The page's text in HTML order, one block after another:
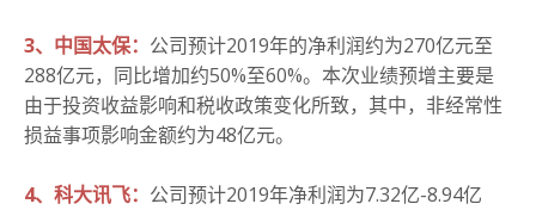
3、中国太保： 公司预计2019年的净利润约为270亿元至
288亿元，同比增加约50%至60%。本次业绩预增主要是
由于投资收益影响和税收政策变化所致，其中，非经常性
损益事项影响金额约为48亿元。
4、科大讯飞： 公司预计2019年净利润为7.32亿-8.94亿